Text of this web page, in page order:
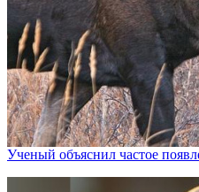
Ученый объяснил частое